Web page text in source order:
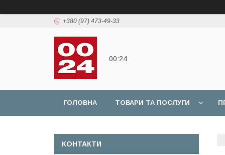
+380 (97) 473-49-33
00:24
ГОЛОВНА ТОВАРИ ТА ПОСЛУГИ
КОНТАКТИ